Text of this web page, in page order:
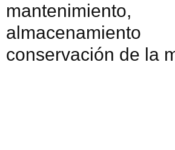
mantenimiento,
conservación de la